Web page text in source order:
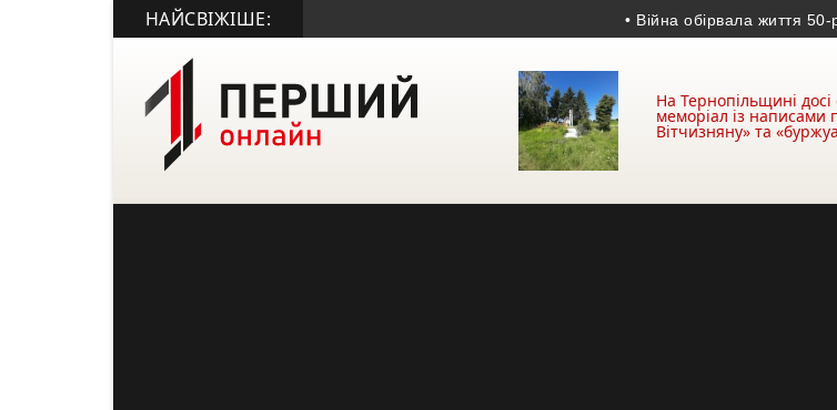
НАЙСВІЖІШЕ: • Війна обірвала життя 50-
На Тернопільщині досі
меморіал із написами
Вітчизняну» та